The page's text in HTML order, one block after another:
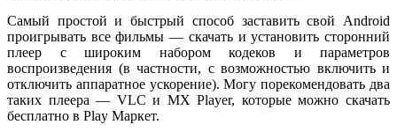
Самый простой и быстрый способ заставить свой Android
проигрывать все фильмы — скачать и установить сторонний
плеер с широким набором кодеков и параметров
воспроизведения (в частности, с возможностью включить и
отключить аппаратное ускорение). Могу порекомендовать два
таких плеера — VLC и MX Player, которые можно скачать
бесплатно в Play Маркет.